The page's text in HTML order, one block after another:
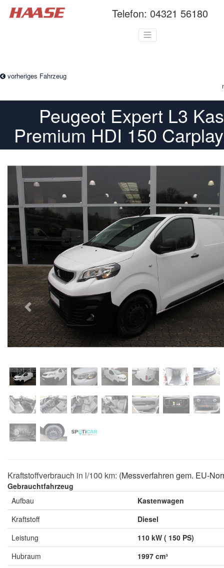
Telefon: 04321 56180
vorheriges Fahrzeug
Peugeot Expert L3
Premium HDI 150
Previous
Kraftstoffverbrauch in l/100 km: (Messverfahren gem. EU-
Gebrauchtfahrzeug
Aufbau
Kastenwagen
Kraftstoff
Diesel
Leistung
110 kW ( 150 PS)
Hubraum
1997 cm³